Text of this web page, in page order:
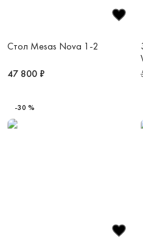
Стол Mesas Nova 1-2
47 800 ₽
-30 %